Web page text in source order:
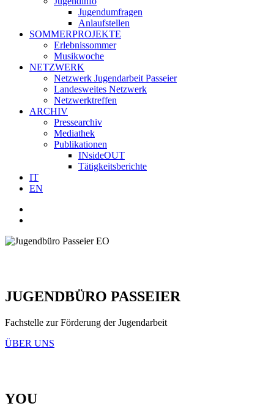
Jugendumfragen
Anlaufstellen
SOMMERPROJEKTE
Erlebnissommer
Musikwoche
NETZWERK
Netzwerk Jugendarbeit Passeier
Landesweites Netzwerk
Netzwerktreffen
ARCHIV
Pressearchiv
Mediathek
Publikationen
INsideOUT
Tätigkeitsberichte
IT
EN
JUGENDBÜRO PASSEIER
Fachstelle zur Förderung der Jugendarbeit
ÜBER UNS
YOU